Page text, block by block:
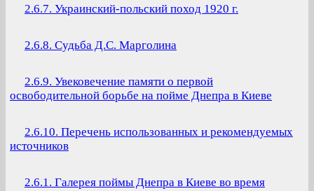
2.6.7. Украинский-польский поход 1920 г.
2.6.8. Судьба Д.С. Марголина
2.6.9. Увековечение памяти о первой
освободительной борьбе на пойме Днепра в Киеве
2.6.10. Перечень использованных и рекомендуемых
источников
2.6.1. Галерея поймы Днепра в Киеве во время